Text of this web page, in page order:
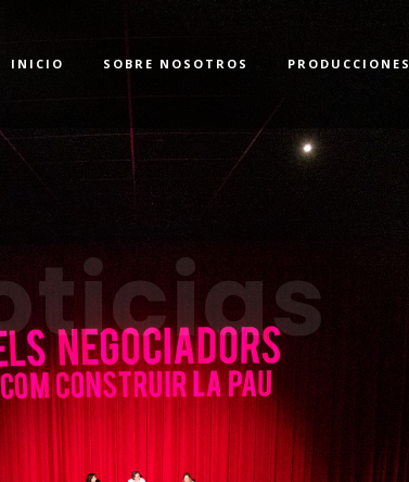
INICIO SOBRE NOSOTROS PRODUCCIONES